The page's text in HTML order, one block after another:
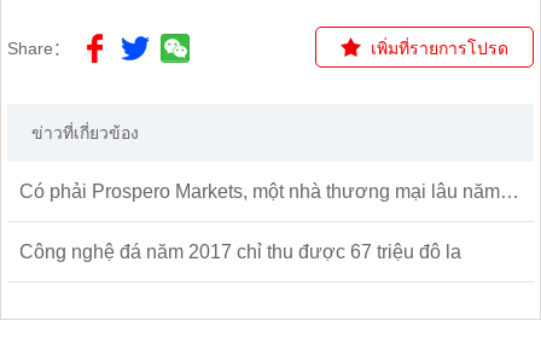
Share： เพิ่มที่รายการโปรด
ข่าวที่เกี่ยวข้อง
Có phải Prospero Markets, một nhà thương mại lâu năm, đã làm được điều đó?
Công nghệ đá năm 2017 chỉ thu được 67 triệu đô la